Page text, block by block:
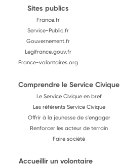
Sites publics
France.fr
Service-Public.fr
Gouvernement.fr
Legifrance.gouv.fr
France-volontaires.org
Comprendre le Service Civique
Le Service Civique en bref
Les référents Service Civique
Offrir à la jeunesse de s'engager
Renforcer les acteur de terrain
Faire société
Accueillir un volontaire